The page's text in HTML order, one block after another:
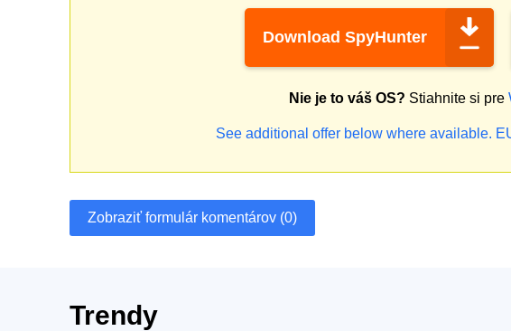
Download SpyHunter
Nie je to váš OS? Stiahnite si pre
See additional offer below where available.
Zobraziť formulár komentárov (0)
Trendy